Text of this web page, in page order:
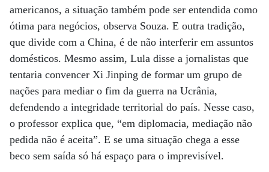
americanos, a situação também pode ser entendida como
ótima para negócios, observa Souza. E outra tradição,
que divide com a China, é de não interferir em assuntos
domésticos. Mesmo assim, Lula disse a jornalistas que
tentaria convencer Xi Jinping de formar um grupo de
nações para mediar o fim da guerra na Ucrânia,
defendendo a integridade territorial do país. Nesse caso,
o professor explica que, “em diplomacia, mediação não
pedida não é aceita”. E se uma situação chega a esse
beco sem saída só há espaço para o imprevisível.